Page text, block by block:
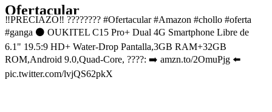
Ofertacular
‼️PRECIAZO‼️ ????‍???? #Ofertacular #Amazon #chollo #oferta
#ganga ⚫️ OUKITEL C15 Pro+ Dual 4G Smartphone Libre de
6.1" 19.5:9 HD+ Water-Drop Pantalla,3GB RAM+32GB
ROM,Android 9.0,Quad-Core, ????: ➡️ amzn.to/2OmuPjg ⬅️
pic.twitter.com/lvjQS62pkX